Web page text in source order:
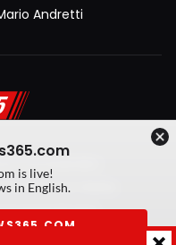
Andretti
voorwaarden
On Your Marks
is live!
in English.